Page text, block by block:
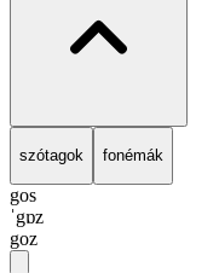
szótagok fonémák
gos
ˈgɒz
goz